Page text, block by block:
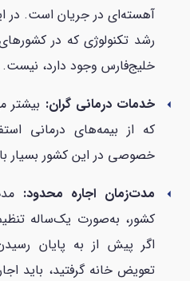
آهسته‌ای در جریان است. در
رشد تکنولوژی که در
خلیج‌فارس وجود دارد، نیست.
arrow_left خدمات درمانی گران: بیشتر
که از بیمه‌های درمانی
خصوصی در این کشور بسیار
arrow_left مدت‌زمان اجاره محدود:
کشور، به‌صورت یک‌ساله
اگر پیش از به پایان
تعویض خانه گرفتید، باید